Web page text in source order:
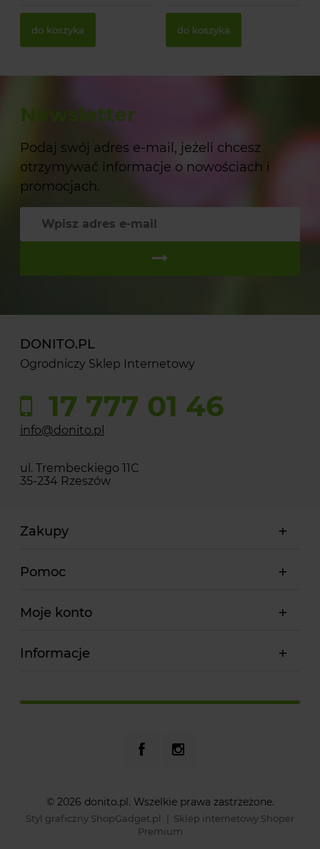
do koszyka do koszyka
Newsletter
Podaj swój adres e-mail, jeżeli chcesz
otrzymywać informacje o nowościach i
promocjach.
DONITO.PL
Ogrodniczy Sklep Internetowy
17 777 01 46
info@donito.pl
ul. Trembeckiego 11C
35-234 Rzeszów
Zakupy
Pomoc
Moje konto
Informacje
© 2026 donito.pl. Wszelkie prawa zastrzeżone.
Styl graficzny ShopGadget.pl
Sklep internetowy Shoper
Premium